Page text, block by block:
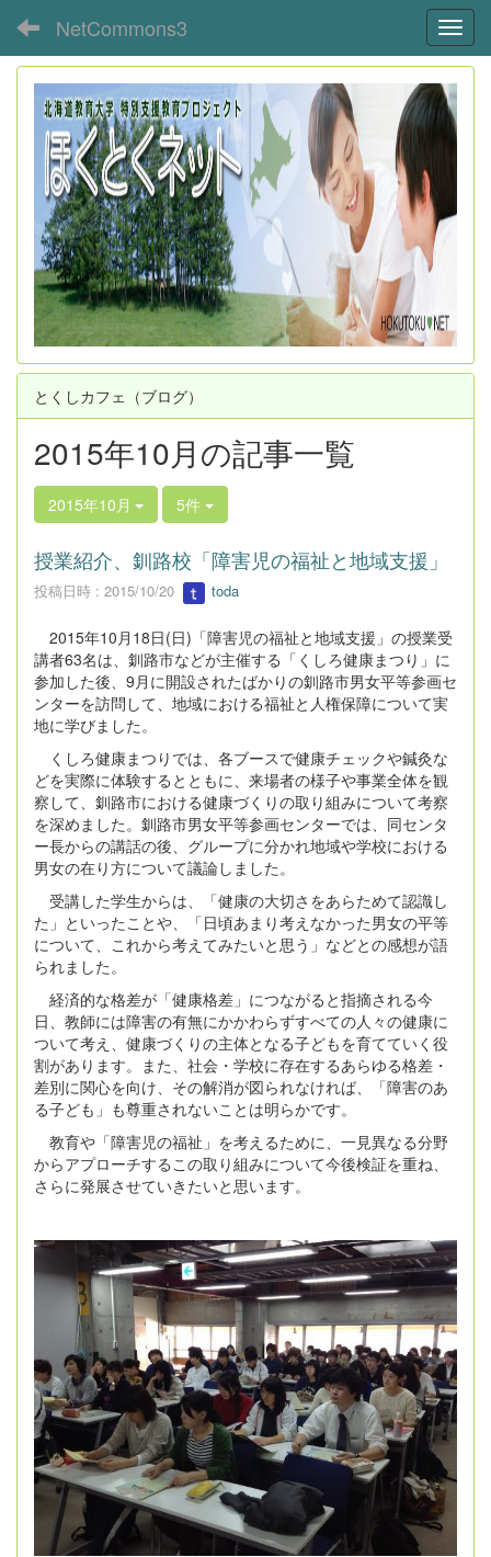
NetCommons3
とくしカフェ（ブログ）
2015年10月の記事一覧
2015年10月 5件
授業紹介、釧路校「障害児の福祉と地域支援」
投稿日時 : 2015/10/20 toda
2015年10 月 18日(日) 「障害児の福祉と地域支援」の授業受
講者63名は、釧路市などが主催する「くしろ健康まつり」に
参加した後、 9 月に開設されたばかりの釧路市男女平等参画セ
ンターを訪問して、地域における福祉と人権保障について実
地に学びました。
くしろ健康まつりでは、各ブースで健康チェックや鍼灸な
どを実際に体験するとともに、来場者の様子や事業全体を観
察して、釧路市における健康づくりの取り組みについて考察
を深めました。釧路市男女平等参画センターでは、同センタ
ー長からの講話の後、グループに分かれ地域や学校における
男女の在り方について議論しました。
受講した学生からは、「健康の大切さをあらためて認識し
た」といったことや、「日頃あまり考えなかった男女の平等
について、これから考えてみたいと思う」などとの感想が語
られました。
経済的な格差が「健康格差」につながると指摘される今
日、教師には障害の有無にかかわらずすべての人々の健康に
ついて考え、健康づくりの主体となる子どもを育てていく役
割があります。また、社会・学校に存在するあらゆる格差・
差別に関心を向け、その解消が図られなければ、「障害のあ
る子ども」も尊重されないことは明らかです。
教育や「障害児の福祉」を考えるために、一見異なる分野
からアプローチするこの取り組みについて今後検証を重ね、
さらに発展させていきたいと思います。